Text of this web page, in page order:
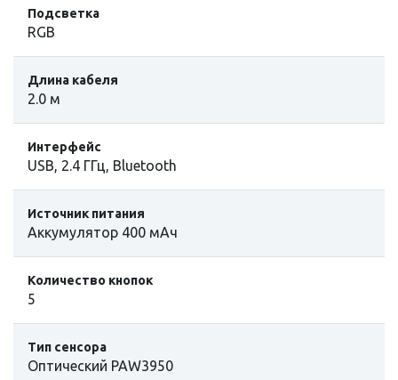
Подсветка
RGB
Длина кабеля
2.0 м
Интерфейс
USB, 2.4 ГГц, Bluetooth
Источник питания
Аккумулятор 400 мАч
Количество кнопок
5
Тип сенсора
Оптический PAW3950